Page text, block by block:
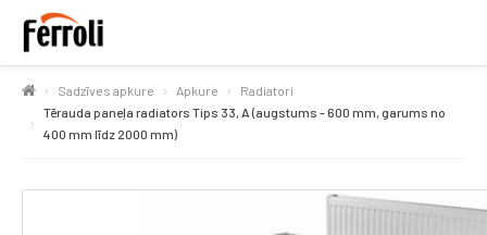
Sadzīves apkure Apkure
Radiatori
Tērauda paneļa radiators Tips 33, A (augstums - 600 mm, garums no
400 mm līdz 2000 mm)